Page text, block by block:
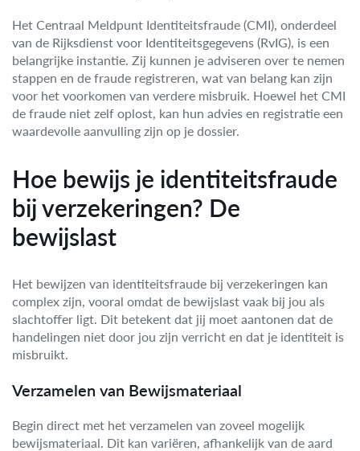
Het Centraal Meldpunt Identiteitsfraude (CMI), onderdeel
van de Rijksdienst voor Identiteitsgegevens (RvIG), is een
belangrijke instantie. Zij kunnen je adviseren over te nemen
stappen en de fraude registreren, wat van belang kan zijn
voor het voorkomen van verdere misbruik. Hoewel het CMI
de fraude niet zelf oplost, kan hun advies en registratie een
waardevolle aanvulling zijn op je dossier.
Hoe bewijs je identiteitsfraude
bij verzekeringen? De
bewijslast
Het bewijzen van identiteitsfraude bij verzekeringen kan
complex zijn, vooral omdat de bewijslast vaak bij jou als
slachtoffer ligt. Dit betekent dat jij moet aantonen dat de
handelingen niet door jou zijn verricht en dat je identiteit is
misbruikt.
Verzamelen van Bewijsmateriaal
Begin direct met het verzamelen van zoveel mogelijk
bewijsmateriaal. Dit kan variëren, afhankelijk van de aard